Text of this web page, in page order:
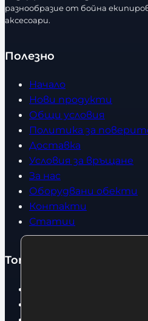
т
в
разнообразие от бойна
аксесоари.
Полезно
Начало
Нови продукти
Общи условия
Политика за
Доставка
Условия за връщане
За нас
Оборудвани обекти
Контакти
Статии
Топ категории